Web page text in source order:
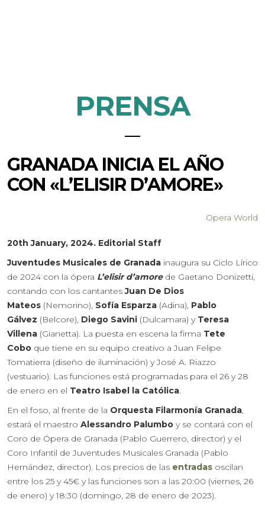
PRENSA
GRANADA INICIA EL AÑO
CON «L’ELISIR D’AMORE»
Opera World
20th January, 2024. Editorial Staff
Juventudes Musicales de Granada inaugura su Ciclo Lírico
de 2024 con la ópera L’elisir d’amorede Gaetano Donizetti,
contando con los cantantesJuan De Dios
Mateos (Nemorino), Sofía Esparza (Adina), Pablo
Gálvez (Belcore), Diego Savini (Dulcamara) y Teresa
Villena (Gianetta). La puesta en escena la firma Tete
Cobo que tiene en su equipo creativo a Juan Felipe
Tomatierra (diseño de iluminación) y José A. Riazzo
(vestuario). Las funciones está programadas para el 26 y 28
de enero en el Teatro Isabel la Católica.
En el foso, al frente de la Orquesta Filarmonía Granada,
estará el maestro Alessandro Palumbo y se contará con el
Coro de Ópera de Granada (Pablo Guerrero, director) y el
Coro Infantil de Juventudes Musicales Granada (Pablo
Hernández, director). Los precios de las entradas oscilan
entre los 25 y 45€ y las funciones son a las 20:00 (viernes, 26
de enero) y 18:30 (domingo, 28 de enero de 2023).